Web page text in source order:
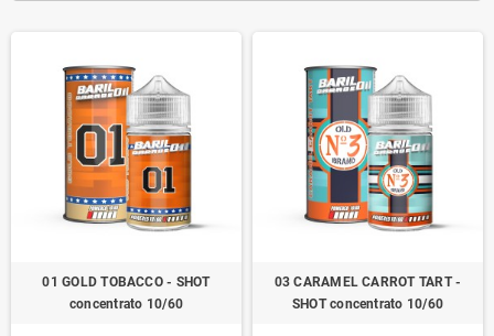
01 GOLD TOBACCO - SHOT
concentrato 10/60
03 CARAMEL CARROT TART -
SHOT concentrato 10/60